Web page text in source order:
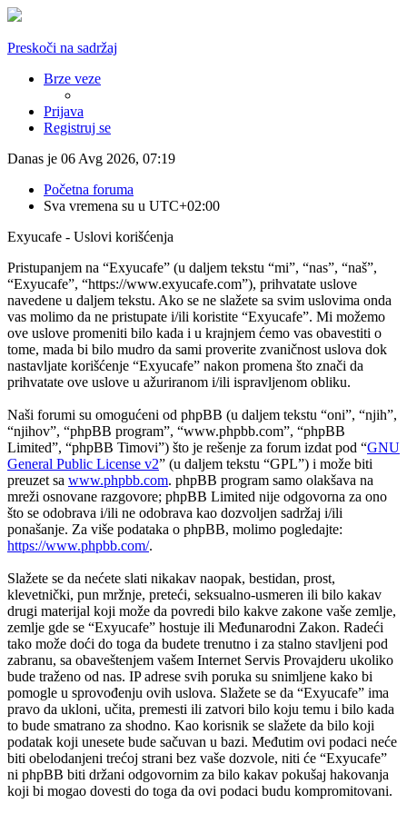
Preskoči na sadržaj
Brze veze
Prijava
Registruj se
Danas je 06 Avg 2026, 07:19
Početna foruma
Sva vremena su u UTC+02:00
Exyucafe - Uslovi korišćenja
Pristupanjem na “Exyucafe” (u daljem tekstu “mi”, “nas”, “naš”,
“Exyucafe”, “https://www.exyucafe.com”), prihvatate uslove
navedene u daljem tekstu. Ako se ne slažete sa svim uslovima onda
vas molimo da ne pristupate i/ili koristite “Exyucafe”. Mi možemo
ove uslove promeniti bilo kada i u krajnjem ćemo vas obavestiti o
tome, mada bi bilo mudro da sami proverite zvaničnost uslova dok
nastavljate korišćenje “Exyucafe” nakon promena što znači da
prihvatate ove uslove u ažuriranom i/ili ispravljenom obliku.
Naši forumi su omogućeni od phpBB (u daljem tekstu “oni”, “njih”,
“njihov”, “phpBB program”, “www.phpbb.com”, “phpBB
Limited”, “phpBB Timovi”) što je rešenje za forum izdat pod “GNU
General Public License v2” (u daljem tekstu “GPL”) i može biti
preuzet sa www.phpbb.com. phpBB program samo olakšava na
mreži osnovane razgovore; phpBB Limited nije odgovorna za ono
što se odobrava i/ili ne odobrava kao dozvoljen sadržaj i/ili
ponašanje. Za više podataka o phpBB, molimo pogledajte:
https://www.phpbb.com/.
Slažete se da nećete slati nikakav naopak, bestidan, prost,
klevetnički, pun mržnje, preteći, seksualno-usmeren ili bilo kakav
drugi materijal koji može da povredi bilo kakve zakone vaše zemlje,
zemlje gde se “Exyucafe” hostuje ili Međunarodni Zakon. Radeći
tako može doći do toga da budete trenutno i za stalno stavljeni pod
zabranu, sa obaveštenjem vašem Internet Servis Provajderu ukoliko
bude traženo od nas. IP adrese svih poruka su snimljene kako bi
pomogle u sprovođenju ovih uslova. Slažete se da “Exyucafe” ima
pravo da ukloni, učita, premesti ili zatvori bilo koju temu i bilo kada
to bude smatrano za shodno. Kao korisnik se slažete da bilo koji
podatak koji unesete bude sačuvan u bazi. Međutim ovi podaci neće
biti obelodanjeni trećoj strani bez vaše dozvole, niti će “Exyucafe”
ni phpBB biti držani odgovornim za bilo kakav pokušaj hakovanja
koji bi mogao dovesti do toga da ovi podaci budu kompromitovani.